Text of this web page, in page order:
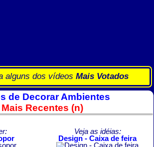
alguns dos vídeos Mais Votados
de Decorar Ambientes
Mais Recentes (n)
Veja as idéias:
Design - Caixa de feira